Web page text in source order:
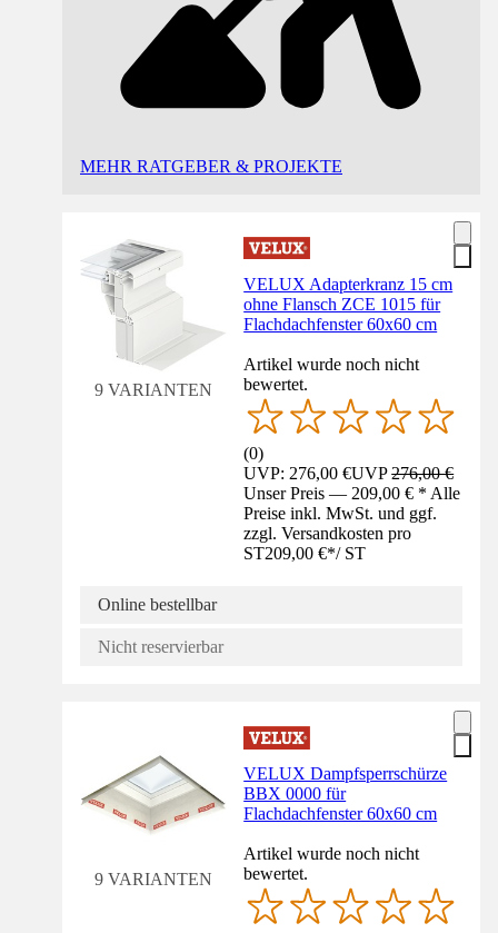
MEHR RATGEBER & PROJEKTE
9 VARIANTEN
VELUX Adapterkranz 15 cm
ohne Flansch ZCE 1015 für
Flachdachfenster 60x60 cm
Artikel wurde noch nicht
bewertet.
(0)
UVP: 276,00 €UVP276,00 €
Unser Preis — 209,00 € * Alle
Preise inkl. MwSt. und ggf.
zzgl. Versandkosten pro
ST209,00 €*/ ST
Online bestellbar
Nicht reservierbar
9 VARIANTEN
VELUX Dampfsperrschürze
BBX 0000 für
Flachdachfenster 60x60 cm
Artikel wurde noch nicht
bewertet.